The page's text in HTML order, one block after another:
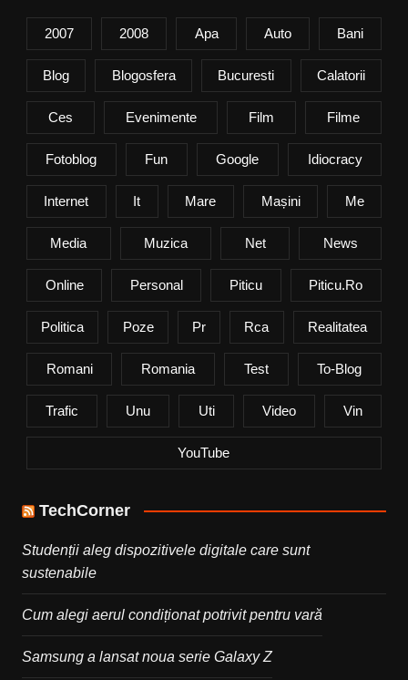
2007 2008 Apa Auto Bani
Blog Blogosfera Bucuresti Calatorii
Ces Evenimente Film Filme
Fotoblog Fun Google Idiocracy
Internet It Mare Mașini Me
Media Muzica Net News
Online Personal Piticu Piticu.ro
Politica Poze Pr Rca Realitatea
Romani Romania Test To-Blog
Trafic Unu Uti Video Vin
YouTube
TechCorner
Studenții aleg dispozitivele digitale care sunt
sustenabile
Cum alegi aerul condiționat potrivit pentru vară
Samsung a lansat noua serie Galaxy Z